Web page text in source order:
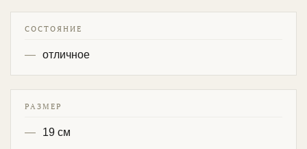
СОСТОЯНИЕ
отличное
РАЗМЕР
19 см